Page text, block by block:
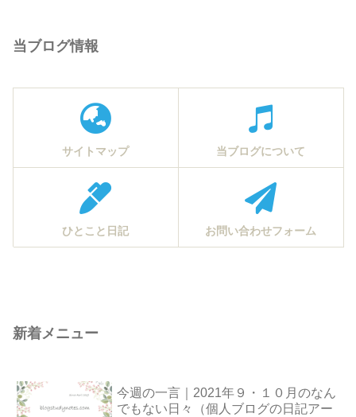
当ブログ情報
サイトマップ 当ブログについて
ひとこと日記 お問い合わせフォーム
新着メニュー
今週の一言｜2021年９・１０月のなん
でもない日々（個人ブログの日記アー